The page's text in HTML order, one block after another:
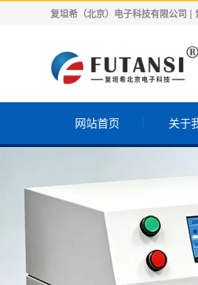
复坦希（北京）电子科技有限公司
网站首页 关于